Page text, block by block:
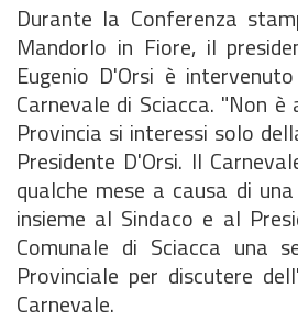
Durante la Conferenza
Mandorlo in Fiore, il
Eugenio D'Orsi è
Carnevale di Sciacca. "Non
Provincia si interessi solo
Presidente D'Orsi. Il
qualche mese a causa di
insieme al Sindaco e al
Comunale di Sciacca una
Provinciale per discutere
Carnevale.